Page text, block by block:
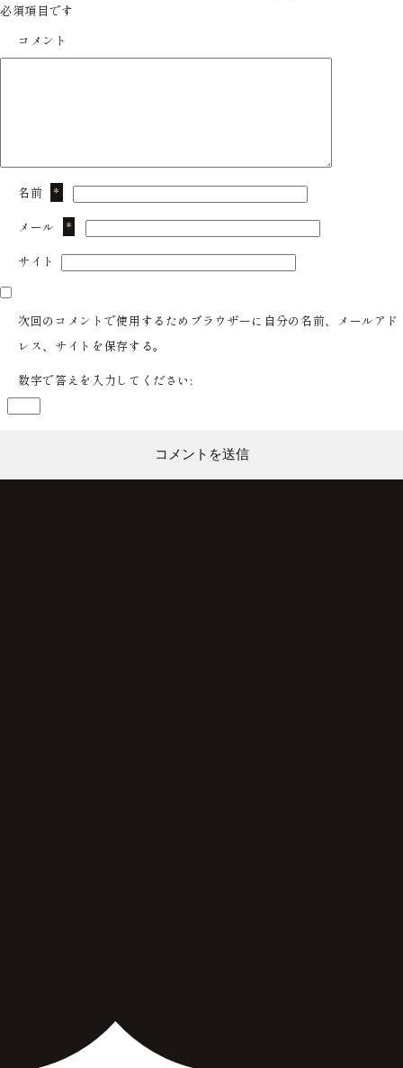
必須項目です
コメント
名前 *
メール *
サイト
次回のコメントで使用するためブラウザーに自分の名前、メールアド
レス、サイトを保存する。
数字で答えを入力してください: